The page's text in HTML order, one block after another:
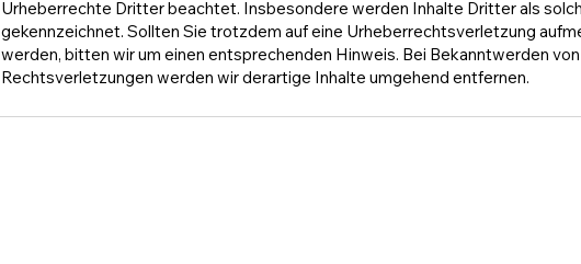
Urheberrechte Dritter beachtet. Insbesondere werden Inhalte Dritter als
gekennzeichnet. Sollten Sie trotzdem auf eine Urheberrechtsverletzung
werden, bitten wir um einen entsprechenden Hinweis. Bei Bekanntwerden von
Rechtsverletzungen werden wir derartige Inhalte umgehend entfernen.